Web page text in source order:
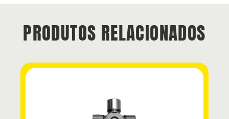
PRODUTOS RELACIONADOS